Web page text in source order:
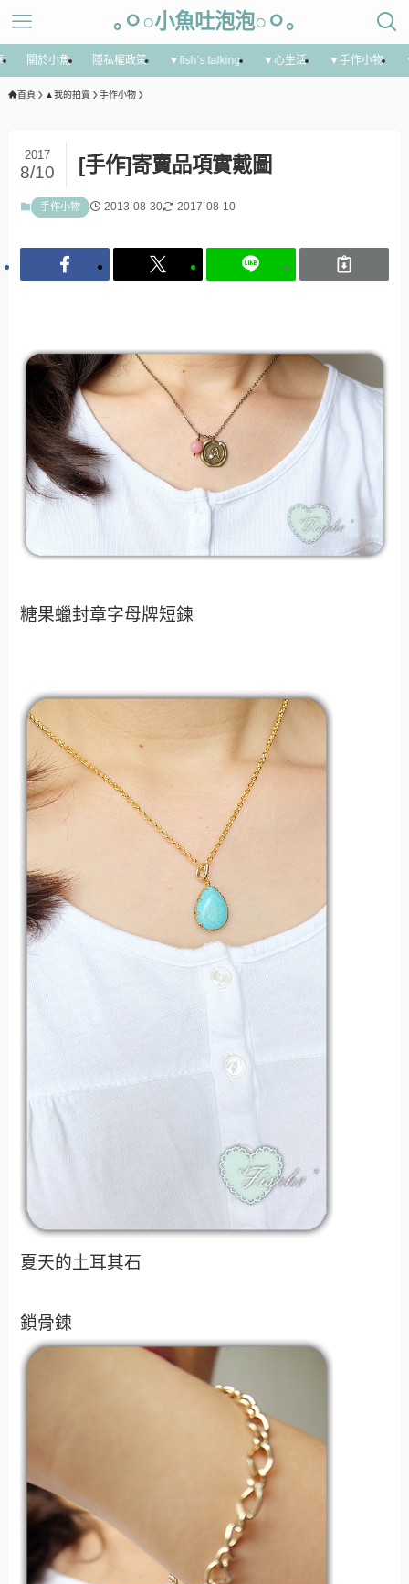
｡ㅇ○小魚吐泡泡○ㅇ｡
關於小魚 隱私權政策 ▼fish’s talking ▼心生活 ▼手作小物
首頁 ▲我的拍賣 手作小物
[手作]寄賣品項實戴圖
2017
8/10
手作小物 2013-08-30 2017-08-10
糖果蠟封章字母牌短鍊
夏天的土耳其石
鎖骨鍊